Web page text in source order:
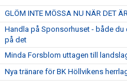
GLÖM INTE MÖSSA NU NÄR DET
Handla på Sponsorhuset - både du
på det
Minda Forsblom uttagen till
Nya tränare för BK Höllvikens